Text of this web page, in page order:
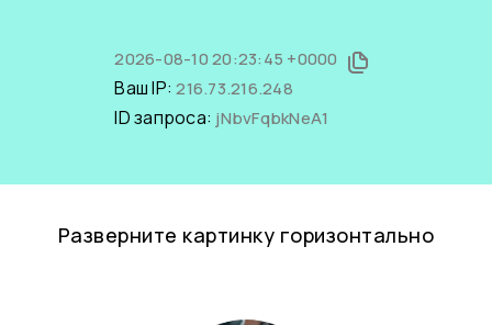
2026-08-10 20:23:45 +0000
Ваш IP:216.73.216.248
ID запроса: jNbvFqbkNeA1
Разверните картинку горизонтально